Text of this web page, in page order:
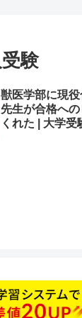
験
獣医学部に現
先生が合格へ
くれた | 大学